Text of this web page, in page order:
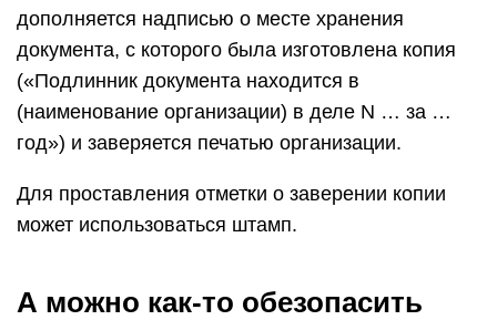
дополняется надписью о месте хранения
документа, с которого была изготовлена копия
(«Подлинник документа находится в
(наименование организации) в деле N … за …
год») и заверяется печатью организации.
Для проставления отметки о заверении копии
может использоваться штамп.
А можно как-то обезопасить